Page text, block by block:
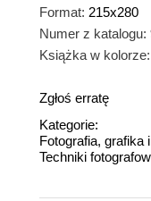
Format: 215x280
Numer z katalogu:
Książka w kolorze:
Zgłoś erratę
Kategorie:
Fotografia, grafika
Techniki